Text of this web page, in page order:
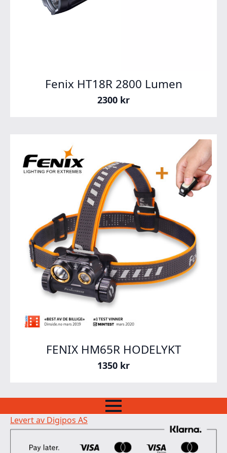
Fenix HT18R 2800 Lumen
2300 kr
FENIX HM65R HODELYKT
1350 kr
Levert av Digipos AS